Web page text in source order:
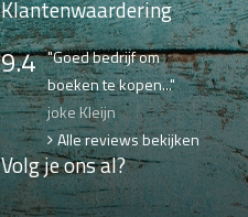
Klantenwaardering
9.4 "Goed bedrijf om
boeken te kopen..."
joke Kleijn
Alle reviews bekijken
Volg je ons al?